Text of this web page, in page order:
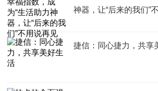
神器，让“后来的我们”
捷信：同心捷力，共享